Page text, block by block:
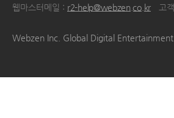
웹마스터메일 : r2-help@webzen.co.kr 고
Webzen Inc. Global Digital Entertainment